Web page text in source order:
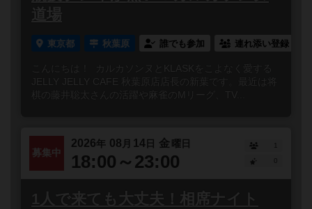
道場
東京都 秋葉原 誰でも参加 連れ添い登録
こんにちは！ カルカソンヌとKLASKをこよなく愛する
JELLY JELLY CAFE 秋葉原店店長の新葉です。最近は将
棋の藤井聡太さんの活躍や麻雀のMリーグ、TV...
募集中
2026年 08 月 14 日 金曜日
18:00～23:00
1
1人で来ても大丈夫！相席ナイト